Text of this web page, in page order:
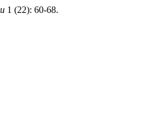
1 (22): 60-68.